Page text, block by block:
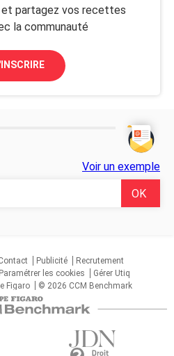
et partagez vos recettes
la communauté
Voir un exemple
Publicité
Recrutement
Paramétrer les cookies
Gérer Utiq
Figaro © 2026 CCM Benchmark